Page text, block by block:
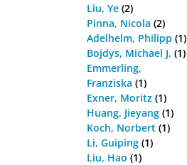
Liu, Ye (2)
Pinna, Nicola (2)
Adelhelm, Philipp (1)
Bojdys, Michael J. (1)
Emmerling,
Franziska (1)
Exner, Moritz (1)
Huang, Jieyang (1)
Koch, Norbert (1)
Li, Guiping (1)
Liu, Hao (1)